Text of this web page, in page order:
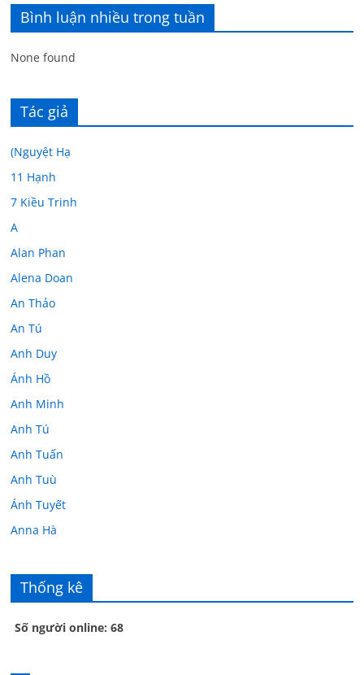
Bình luận nhiều trong tuần
None found
Tác giả
(Nguyệt Hạ
11 Hạnh
7 Kiều Trinh
A
Alan Phan
Alena Doan
An Thảo
An Tú
Anh Duy
Ánh Hồ
Anh Minh
Anh Tú
Anh Tuấn
Anh Tuù
Ánh Tuyết
Anna Hà
Âu Tú Vân
Bác sĩ Hoa
Bác sĩ Stephen Mak
Thống kê
Số người online: 68